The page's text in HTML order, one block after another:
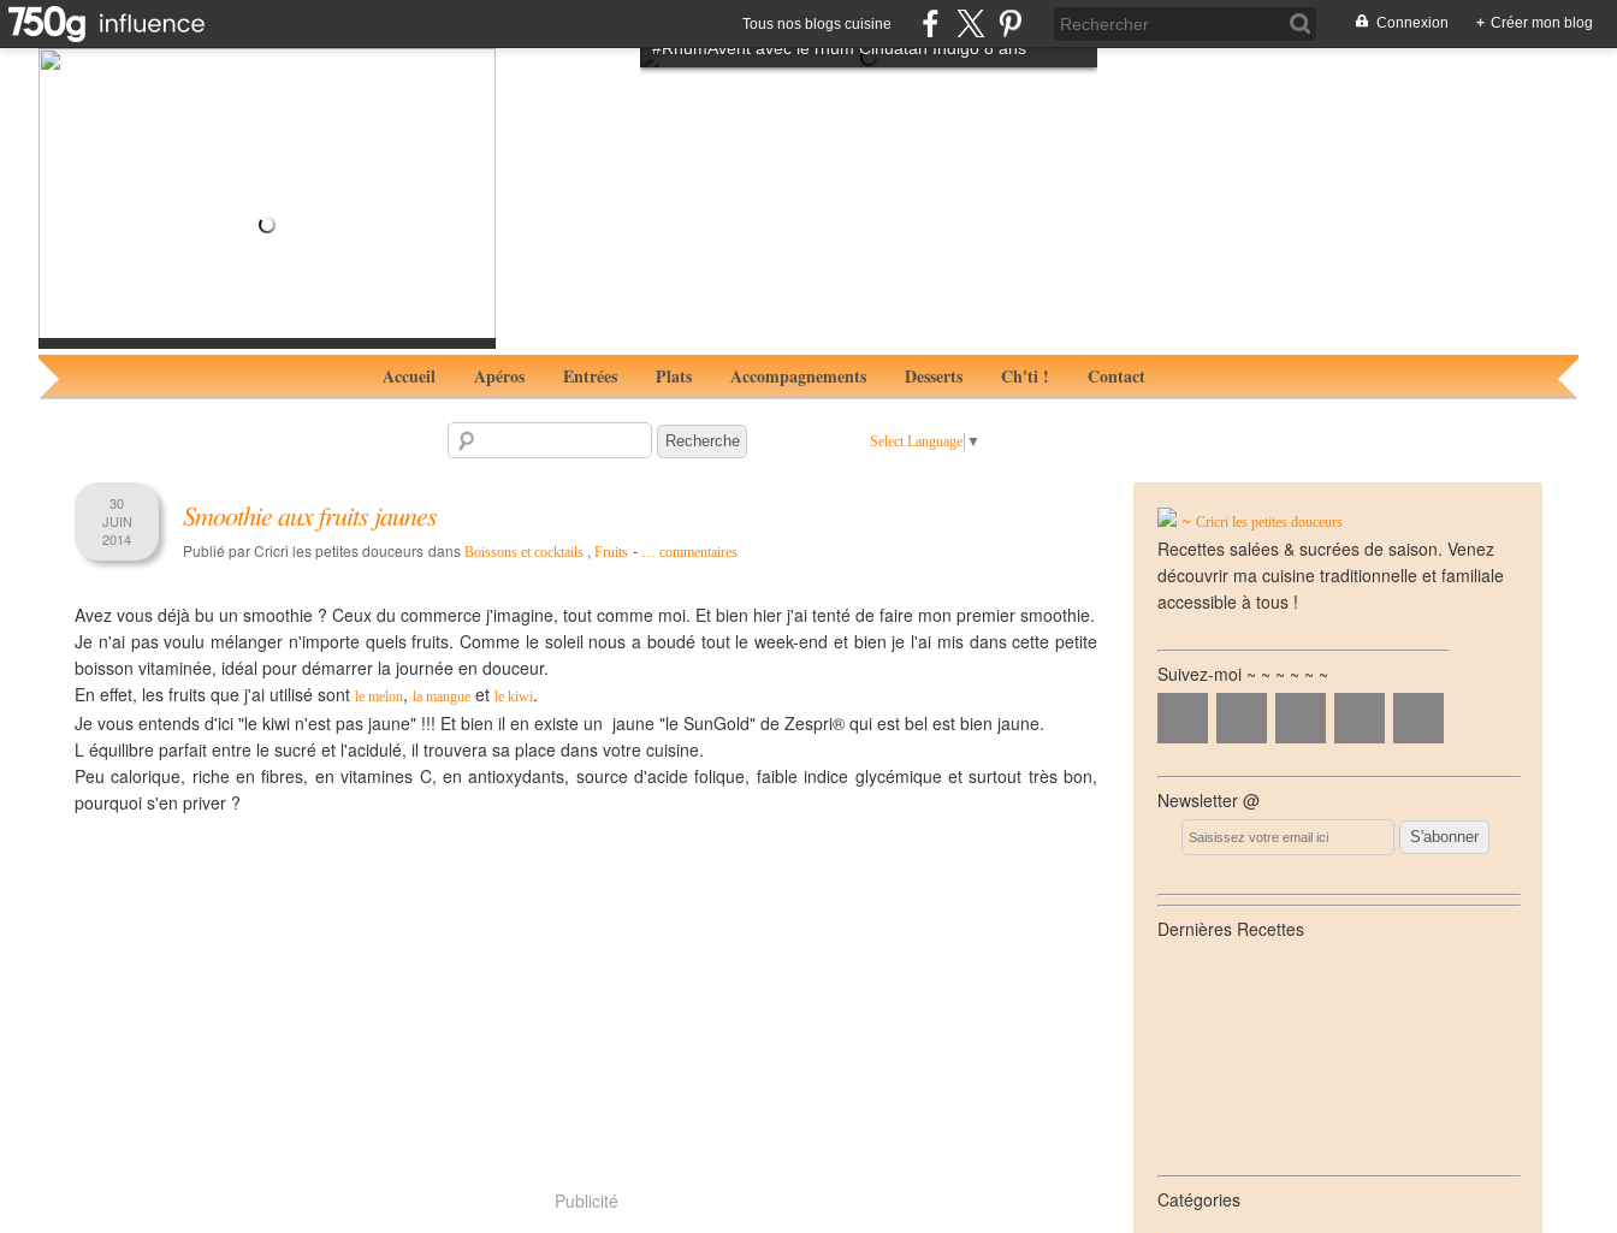
Tous nos blogs cuisine Connexion + Créer mon blog
Tartare de boeuf à l'italienne aux notes de truffes
#RhumAvent avec le rhum Cihuatan Indigo 8 ans
Accueil Apéros Entrées Plats Accompagnements Desserts Ch'ti ! Contact
Select Language ▼
30
JUIN
2014
Smoothie aux fruits jaunes
Publié par Cricri les petites douceurs dans Boissons et cocktails , Fruits - … commentaires
Avez vous déjà bu un smoothie ? Ceux du commerce j'imagine, tout comme moi. Et bien hier j'ai tenté de faire mon premier smoothie.
Je n'ai pas voulu mélanger n'importe quels fruits. Comme le soleil nous a boudé tout le week-end et bien je l'ai mis dans cette petite
boisson vitaminée, idéal pour démarrer la journée en douceur.
En effet, les fruits que j'ai utilisé sont le melon, la mangue et le kiwi.
Je vous entends d'ici "le kiwi n'est pas jaune" !!! Et bien il en existe un jaune "le SunGold" de Zespri® qui est bel est bien jaune.
L équilibre parfait entre le sucré et l'acidulé, il trouvera sa place dans votre cuisine.
Peu calorique, riche en fibres, en vitamines C, en antioxydants, source d'acide folique, faible indice glycémique et surtout très bon,
pourquoi s'en priver ?
Publicité
~ Cricri les petites douceurs
Recettes salées & sucrées de saison. Venez
découvrir ma cuisine traditionnelle et familiale
accessible à tous !
Suivez-moi ~ ~ ~ ~ ~ ~
Newsletter @
Email
Dernières Recettes
Catégories